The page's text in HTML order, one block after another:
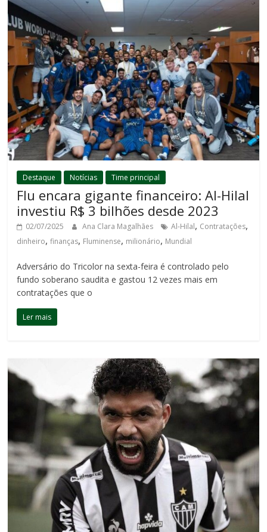
Destaque Notícias Time principal
Flu encara gigante financeiro: Al-Hilal
investiu R$ 3 bilhões desde 2023
02/07/2025 Ana Clara Magalhães Al-Hilal, Contratações,
dinheiro,finanças, Fluminense, milionário, Mundial
Adversário do Tricolor na sexta-feira é controlado pelo
fundo soberano saudita e gastou 12 vezes mais em
contratações que o
Ler mais